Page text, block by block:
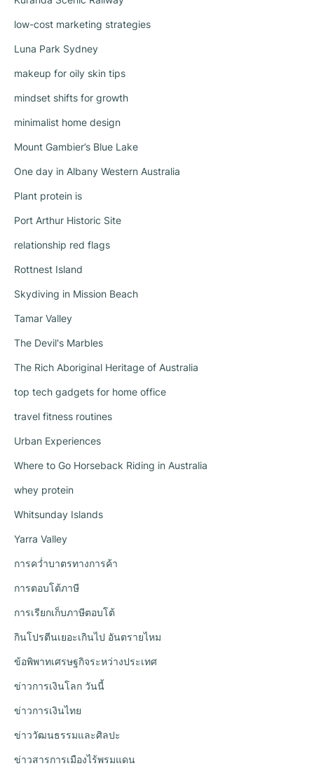
low-cost marketing strategies
Luna Park Sydney
makeup for oily skin tips
mindset shifts for growth
minimalist home design
Mount Gambier’s Blue Lake
One day in Albany Western Australia
Plant protein is
Port Arthur Historic Site
relationship red flags
Rottnest Island
Skydiving in Mission Beach
Tamar Valley
The Devil's Marbles
The Rich Aboriginal Heritage of Australia
top tech gadgets for home office
travel fitness routines
Urban Experiences
Where to Go Horseback Riding in Australia
whey protein
Whitsunday Islands
Yarra Valley
การคว่ำบาตรทางการค้า
การตอบโต้ภาษี
การเรียกเก็บภาษีตอบโต้
กินโปรตีนเยอะเกินไป อันตรายไหม
ข้อพิพาทเศรษฐกิจระหว่างประเทศ
ข่าวการเงินโลก วันนี้
ข่าวการเงินไทย
ข่าววัฒนธรรมและศิลปะ
ข่าวสารการเมืองไร้พรมแดน